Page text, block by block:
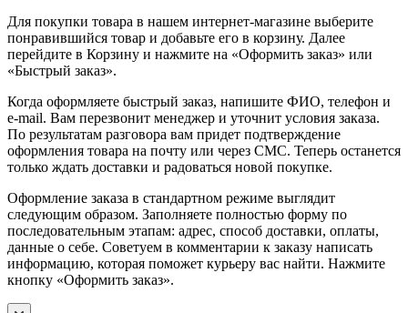
Для покупки товара в нашем интернет-магазине выберите
понравившийся товар и добавьте его в корзину. Далее
перейдите в Корзину и нажмите на «Оформить заказ» или
«Быстрый заказ».
Когда оформляете быстрый заказ, напишите ФИО, телефон и
e-mail. Вам перезвонит менеджер и уточнит условия заказа.
По результатам разговора вам придет подтверждение
оформления товара на почту или через СМС. Теперь останется
только ждать доставки и радоваться новой покупке.
Оформление заказа в стандартном режиме выглядит
следующим образом. Заполняете полностью форму по
последовательным этапам: адрес, способ доставки, оплаты,
данные о себе. Советуем в комментарии к заказу написать
информацию, которая поможет курьеру вас найти. Нажмите
кнопку «Оформить заказ».